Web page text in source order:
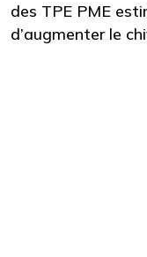
des TPE PME
d’augmenter le